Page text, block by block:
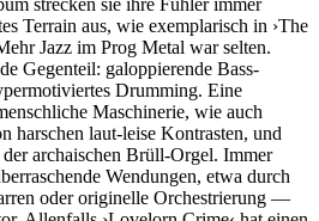
strecken sie ihre Fühler immer
Terrain aus, wie exemplarisch in ›The
Jazz im Prog Metal war selten.
Gegenteil: galoppierende Bass-
Drumming. Eine
Maschinerie, wie auch
harschen laut-leise Kontrasten, und
archaischen Brüll-Orgel. Immer
Wendungen, etwa durch
oder originelle Orchestrierung —